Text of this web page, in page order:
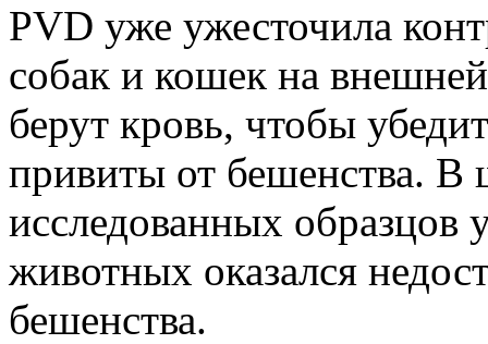
PVD уже ужесточила
собак и кошек на
берут кровь, чтобы
привиты от бешенства. В
исследованных образцов
животных оказался
бешенства.